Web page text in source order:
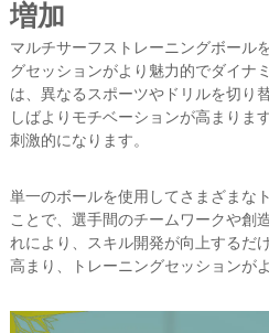
増加
マルチサーフストレーニングボール
グセッションがより魅力的でダイナ
は、異なるスポーツやドリルを切り
しばよりモチベーションが高まりま
刺激的になります。
単一のボールを使用してさまざまな
ことで、選手間のチームワークや創
れにより、スキル開発が向上するだ
高まり、トレーニングセッションが